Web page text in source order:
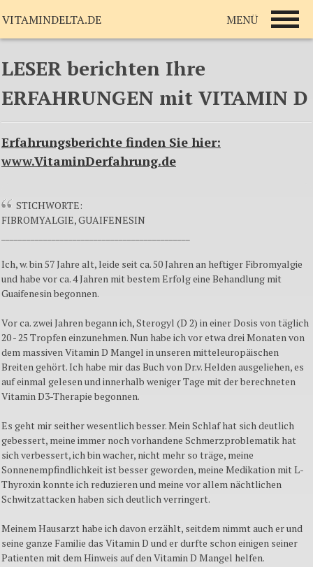
LESER berichten Ihre
ERFAHRUNGEN mit VITAMIN D
Erfahrungsberichte finden Sie hier:
www.VitaminDerfahrung.de
STICHWORTE:
FIBROMYALGIE, GUAIFENESIN
Ich, w. bin 57 Jahre alt, leide seit ca. 50 Jahren an heftiger Fibromyalgie
und habe vor ca. 4 Jahren mit bestem Erfolg eine Behandlung mit
Guaifenesin begonnen.
Vor ca. zwei Jahren begann ich, Sterogyl (D 2) in einer Dosis von täglich
20 - 25 Tropfen einzunehmen. Nun habe ich vor etwa drei Monaten von
dem massiven Vitamin D Mangel in unseren mitteleuropäischen
Breiten gehört. Ich habe mir das Buch von Dr.v. Helden ausgeliehen, es
auf einmal gelesen und innerhalb weniger Tage mit der berechneten
Vitamin D3-Therapie begonnen.
Es geht mir seither wesentlich besser. Mein Schlaf hat sich deutlich
gebessert, meine immer noch vorhandene Schmerzproblematik hat
sich verbessert, ich bin wacher, nicht mehr so träge, meine
Sonnenempfindlichkeit ist besser geworden, meine Medikation mit L-
Thyroxin konnte ich reduzieren und meine vor allem nächtlichen
Schwitzattacken haben sich deutlich verringert.
Meinem Hausarzt habe ich davon erzählt, seitdem nimmt auch er und
seine ganze Familie das Vitamin D und er durfte schon einigen seiner
Patienten mit dem Hinweis auf den Vitamin D Mangel helfen.
VITAMINDELTA.DE MENÜ